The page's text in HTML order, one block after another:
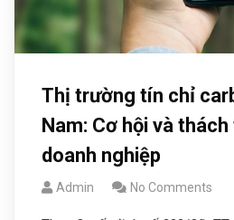
Thị trường tín chỉ
Nam: Cơ hội và
doanh nghiệp
Admin No Comments